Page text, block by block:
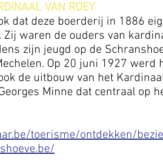
VAN ROEY
dat deze boerderij in 1886
waren de ouders van
zijn jeugd op de
Op 20 juni 1927
de uitbouw van het
Minne dat centraal op
toerisme/ontdekken/